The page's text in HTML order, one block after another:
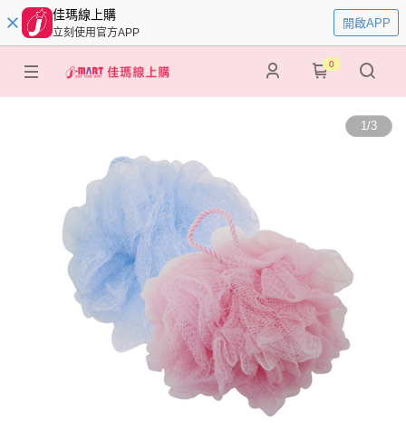
佳瑪線上購
立刻使用官方APP
開啟APP
0
1/3